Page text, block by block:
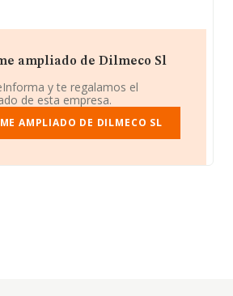
ampliado de Dilmeco Sl
y te regalamos el
de esta empresa.
AMPLIADO DE DILMECO SL